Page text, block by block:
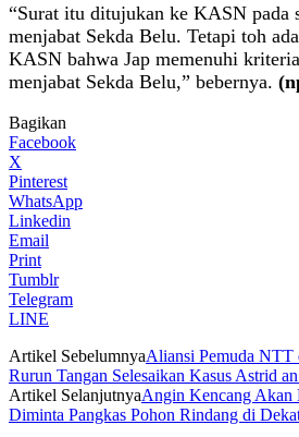
“Surat itu ditujukan ke KASN pada
menjabat Sekda Belu. Tetapi toh
KASN bahwa Jap memenuhi
menjabat Sekda Belu,” bebernya.
Bagikan
Facebook
X
Pinterest
WhatsApp
Linkedin
Email
Print
Tumblr
Telegram
LINE
Artikel SebelumnyaAliansi Pemuda NTT
Rurun Tangan Selesaikan Kasus Astrid
Artikel SelanjutnyaAngin Kencang Akan
Diminta Pangkas Pohon Rindang di